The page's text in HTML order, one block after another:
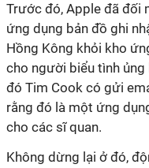
Trước đó, Apple đã đối
ứng dụng bản đồ ghi
Hồng Kông khỏi kho
cho người biểu tình ủng
đó Tim Cook có gửi
rằng đó là một ứng
cho các sĩ quan.
Không dừng lại ở đó,